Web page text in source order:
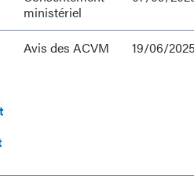
ministériel
Avis des ACVM 19/06/